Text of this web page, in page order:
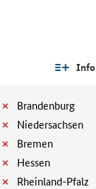
Info
Brandenburg
Niedersachsen
Bremen
Hessen
Rheinland-Pfalz